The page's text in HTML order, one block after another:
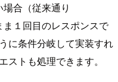
合（従来通り
１回目のレスポンスで
に条件分岐して実装すれ
ストも処理できます。